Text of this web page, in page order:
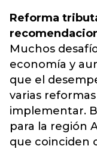
Reforma
Muchos
economía y
que el
varias
implementar.
para la región
que coinciden